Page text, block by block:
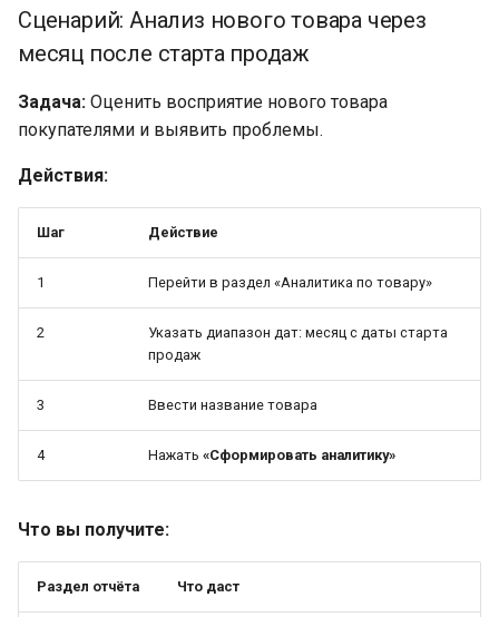
Сценарий: Анализ нового товара через
месяц после старта продаж
Задача: Оценить восприятие нового товара
покупателями и выявить проблемы.
Действия:
Шаг Действие
1 Перейти в раздел «Аналитика по товару»
2
Указать диапазон дат: месяц с даты старта
продаж
3 Ввести название товара
4 Нажать «Сформировать аналитику»
Что вы получите:
Раздел отчёта Что даст